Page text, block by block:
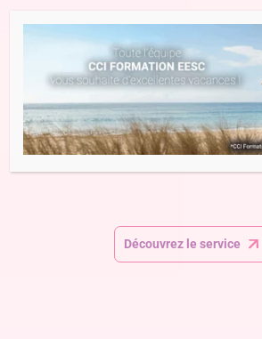
Vous êtes salarié, indépendant,
ou porteur de projet ? Bénéficiez
aujourd’hui d’un Conseil en
pour vous orienter et
professionnel.Contactez-nous au 09
lundi au vendredi de 8h00 à 19h00
9h00 à 12h00 (France
Découvrez le service